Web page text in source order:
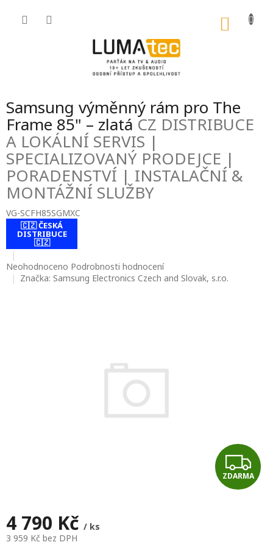
Samsung výměnný rám pro The
Frame 85" – zlatá CZ DISTRIBUCE
A LOKÁLNÍ SERVIS |
SPECIALIZOVANÝ PRODEJCE |
PORADENSTVÍ | INSTALAČNÍ &
MONTÁŽNÍ SLUŽBY
VG-SCFH85SGMXC
🇨🇿 ČESKÁ
DISTRIBUCE
🇨🇿
Průměrné
hodnocení
Neohodnoceno Podrobnosti hodnocení
Značka: Samsung Electronics Czech and Slovak, s.r.o.
Z
D
ZDARMA
4 790 Kč / ks
3 959 Kč bez DPH